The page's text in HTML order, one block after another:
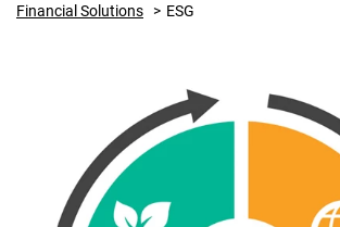
Email Marketing
Financial Solutions
Trust Services
Financial Solutions ESG